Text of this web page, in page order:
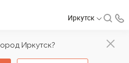
Иркутск?
Иркутск